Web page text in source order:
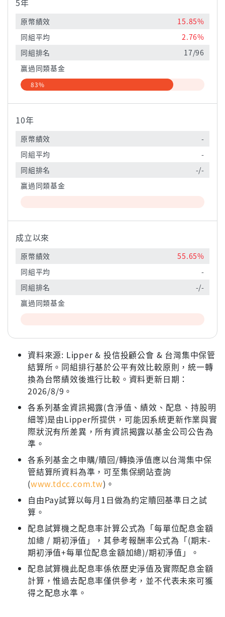
5年
原幣績效
15.85%
同組平均
2.76%
同組排名
17/96
贏過同類基金
83%
10年
原幣績效
-
同組平均
-
同組排名
-/-
贏過同類基金
成立以來
原幣績效
55.65%
同組平均
-
同組排名
-/-
贏過同類基金
資料來源: Lipper & 投信投顧公會 & 台灣集中保管
結算所。同組排行基於公平有效比較原則，統一轉
換為台幣績效後進行比較。資料更新日期：
2026/8/9。
各系列基金資訊揭露(含淨值、績效、配息、持股明
細等)是由Lipper所提供，可能因系統更新作業與實
際狀況有所差異，所有資訊揭露以基金公司公告為
準。
各系列基金之申購/贖回/轉換淨值應以台灣集中保
管結算所資料為準，可至集保網站查詢
(www.tdcc.com.tw)。
自由Pay試算以每月1日做為約定贖回基準日之試
算。
配息試算機之配息率計算公式為「每單位配息金額
加總 / 期初淨值」，其參考報酬率公式為「(期末-
期初淨值+每單位配息金額加總)/期初淨值」。
配息試算機此配息率係依歷史淨值及實際配息金額
計算，惟過去配息率僅供參考，並不代表未來可獲
得之配息水準。